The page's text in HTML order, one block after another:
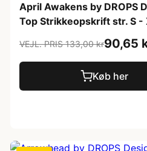
April Awakens by DROPS
Top Strikkeopskrift str. S -
VEJL. PRIS 133,00 kr90,65
Køb her